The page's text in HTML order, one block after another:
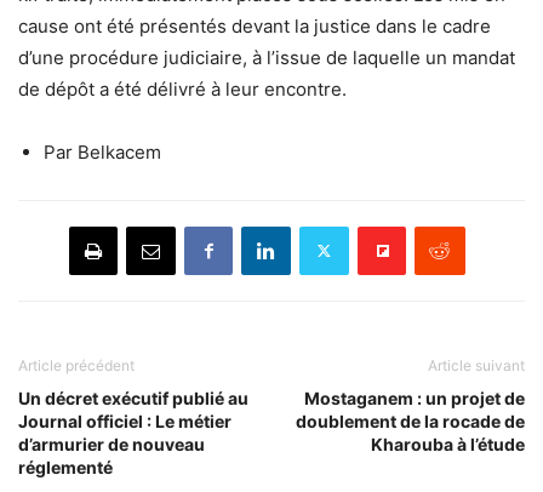
cause ont été présentés devant la justice dans le cadre
d’une procédure judiciaire, à l’issue de laquelle un mandat
de dépôt a été délivré à leur encontre.
Par Belkacem
Article précédent
Un décret exécutif publié au
Journal officiel : Le métier
d’armurier de nouveau
réglementé
Article suivant
Mostaganem : un projet de
doublement de la rocade de
Kharouba à l’étude